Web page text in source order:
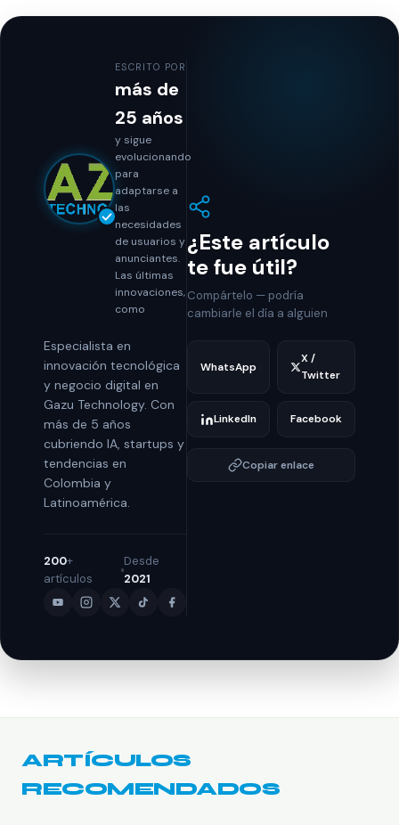
ESCRITO POR
más de
25 años
y sigue
evolucionando
para
adaptarse a
las
necesidades
de usuarios y
anunciantes.
Las últimas
innovaciones,
como
Especialista en
innovación tecnológica
y negocio digital en
Gazu Technology. Con
más de 5 años
cubriendo IA, startups y
tendencias en
Colombia y
Latinoamérica.
200+
artículos
Desde
2021
¿Este artículo
te fue útil?
Compártelo — podría
cambiarle el día a alguien
WhatsApp
X /
Twitter
LinkedIn Facebook
Copiar enlace
ARTÍCULOS
RECOMENDADOS